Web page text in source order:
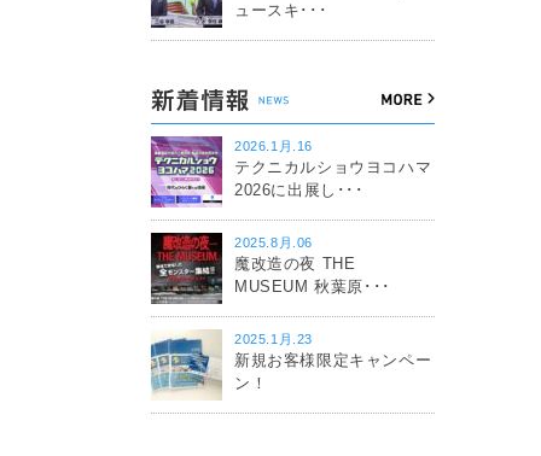
ュースキ･･･
2026.1月.16
テクニカルショウヨコハマ
2026に出展し･･･
2025.8月.06
魔改造の夜 THE
MUSEUM 秋葉原･･･
2025.1月.23
新規お客様限定キャンペー
ン！